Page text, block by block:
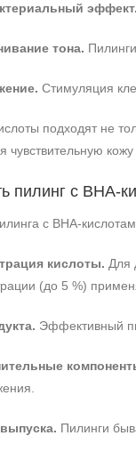
эффект.
тона.
Стимуляция
подходят не
чувствительную
пилинг с
с
кислоты. Для
(до 5 %)
Эффективный
Пилинги